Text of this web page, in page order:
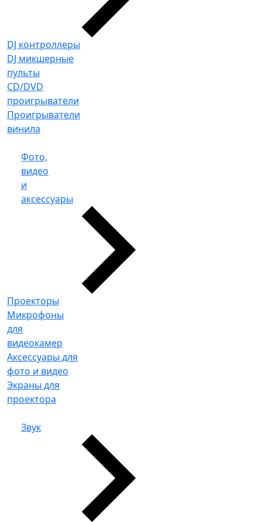
DJ контроллеры
DJ микшерные
пульты
CD/DVD
проигрыватели
Проигрыватели
винила
Фото,
видео
и
аксессуары
Проекторы
Микрофоны
для
видеокамер
Аксессуары для
фото и видео
Экраны для
проектора
Звук